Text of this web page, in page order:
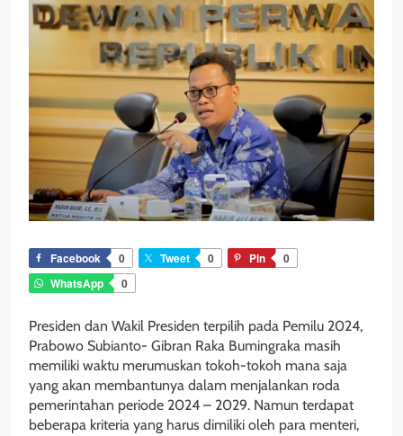
Facebook 0 Tweet 0 Pin
0
WhatsApp
0
Presiden dan Wakil Presiden terpilih pada Pemilu 2024,
Prabowo Subianto- Gibran Raka Bumingraka masih
memiliki waktu merumuskan tokoh-tokoh mana saja
yang akan membantunya dalam menjalankan roda
pemerintahan periode 2024 – 2029. Namun terdapat
beberapa kriteria yang harus dimiliki oleh para menteri,